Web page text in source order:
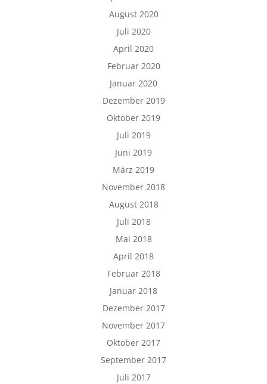
August 2020
Juli 2020
April 2020
Februar 2020
Januar 2020
Dezember 2019
Oktober 2019
Juli 2019
Juni 2019
März 2019
November 2018
August 2018
Juli 2018
Mai 2018
April 2018
Februar 2018
Januar 2018
Dezember 2017
November 2017
Oktober 2017
September 2017
Juli 2017